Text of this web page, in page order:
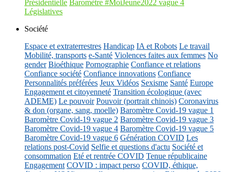
Présidentielle Baromètre #MoiJeune2022 vague 4
Législatives
Société
Espace et extraterrestres Handicap IA et Robots Le travail
Mobilité, transports e-Santé Violences faites aux femmes No
gender Bioéthique Pornographie Confiance et relations
Confiance société Confiance innovations Confiance
Personnalités préférées Jeux Vidéos Sexisme Santé Europe
Engagement et citoyenneté Transition écologique (avec
ADEME) Le pouvoir Pouvoir (portrait chinois) Coronavirus
& don (organe, sang, moelle) Baromètre Covid-19 vague 1
Baromètre Covid-19 vague 2 Baromètre Covid-19 vague 3
Baromètre Covid-19 vague 4 Baromètre Covid-19 vague 5
Baromètre Covid-19 vague 6 Génération COVID Les
relations post-Covid Selfie et questions d'actu Société et
consommation Eté et rentrée COVID Tenue républicaine
Engagement COVID : impact perso COVID, éthique,